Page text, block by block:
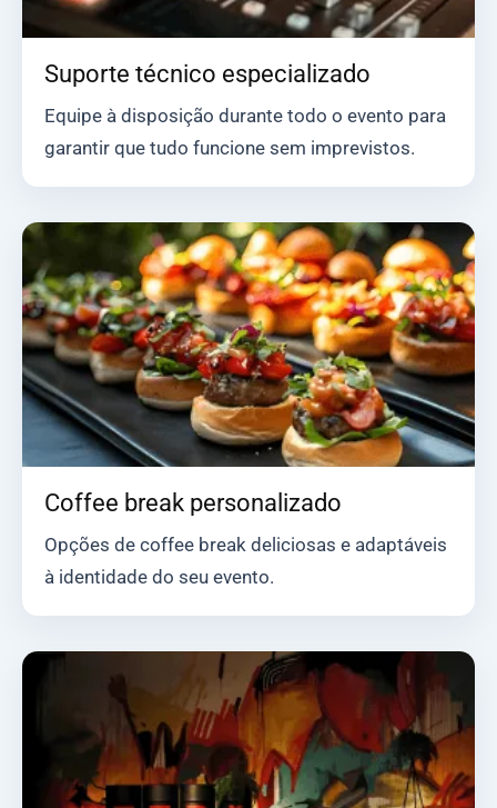
Suporte técnico especializado
Equipe à disposição durante todo o evento para
garantir que tudo funcione sem imprevistos.
Coffee break personalizado
Opções de coffee break deliciosas e adaptáveis
à identidade do seu evento.